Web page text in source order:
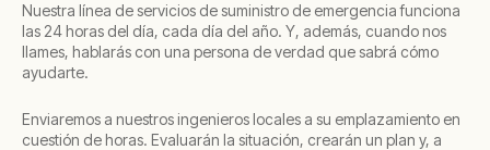
Nuestra línea de servicios de suministro de emergencia funciona
las 24 horas del día, cada día del año. Y, además, cuando nos
llames, hablarás con una persona de verdad que sabrá cómo
ayudarte.
Enviaremos a nuestros ingenieros locales a su emplazamiento en
cuestión de horas. Evaluarán la situación, crearán un plan y, a